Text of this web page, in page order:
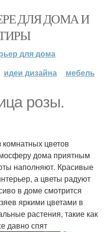
ДЛЯ ДОМА И
для дома
идеи дизайна мебель
розы.
цветов
дома приятным
наполняют. Красивые
а цветы радуют
в доме смотрится
яркими цветами в
растения, такие как
давно спят